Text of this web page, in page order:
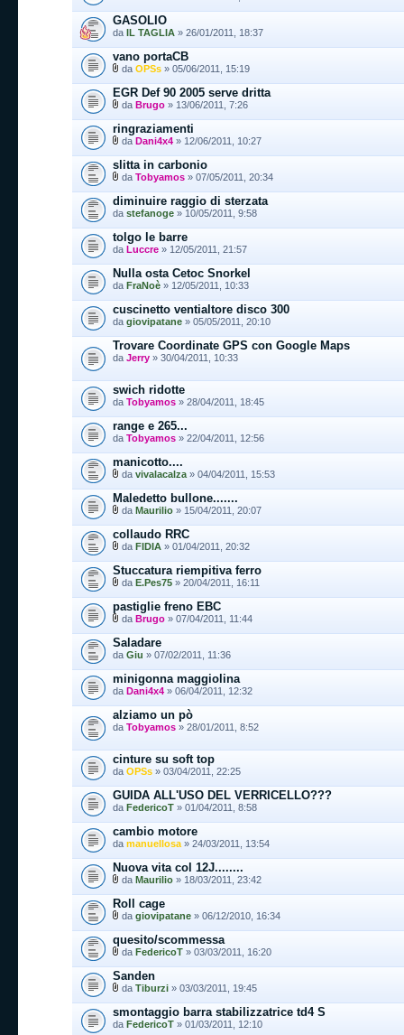
GASOLIO
da IL TAGLIA » 26/01/2011, 18:37
vano portaCB
da OPSs » 05/06/2011, 15:19
EGR Def 90 2005 serve dritta
da Brugo » 13/06/2011, 7:26
ringraziamenti
da Dani4x4 » 12/06/2011, 10:27
slitta in carbonio
da Tobyamos » 07/05/2011, 20:34
diminuire raggio di sterzata
da stefanoge » 10/05/2011, 9:58
tolgo le barre
da Luccre » 12/05/2011, 21:57
Nulla osta Cetoc Snorkel
da FraNoè » 12/05/2011, 10:33
cuscinetto ventialtore disco 300
da giovipatane » 05/05/2011, 20:10
Trovare Coordinate GPS con Google Maps
da Jerry » 30/04/2011, 10:33
swich ridotte
da Tobyamos » 28/04/2011, 18:45
range e 265...
da Tobyamos » 22/04/2011, 12:56
manicotto....
da vivalacalza » 04/04/2011, 15:53
Maledetto bullone.......
da Maurilio » 15/04/2011, 20:07
collaudo RRC
da FIDIA » 01/04/2011, 20:32
Stuccatura riempitiva ferro
da E.Pes75 » 20/04/2011, 16:11
pastiglie freno EBC
da Brugo » 07/04/2011, 11:44
Saladare
da Giu » 07/02/2011, 11:36
minigonna maggiolina
da Dani4x4 » 06/04/2011, 12:32
alziamo un pò
da Tobyamos » 28/01/2011, 8:52
cinture su soft top
da OPSs » 03/04/2011, 22:25
GUIDA ALL'USO DEL VERRICELLO???
da FedericoT » 01/04/2011, 8:58
cambio motore
da manuellosa » 24/03/2011, 13:54
Nuova vita col 12J........
da Maurilio » 18/03/2011, 23:42
Roll cage
da giovipatane » 06/12/2010, 16:34
quesito/scommessa
da FedericoT » 03/03/2011, 16:20
Sanden
da Tiburzi » 03/03/2011, 19:45
smontaggio barra stabilizzatrice td4 S
da FedericoT » 01/03/2011, 12:10